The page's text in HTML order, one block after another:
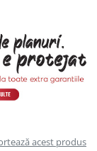
acest produs